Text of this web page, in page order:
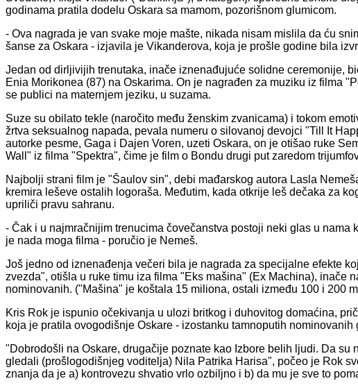
godinama pratila dodelu Oskara sa mamom, pozorišnom glumicom.
- Ova nagrada je van svake moje mašte, nikada nisam mislila da ću
šanse za Oskara - izjavila je Vikanderova, koja je prošle godine bila
Jedan od dirljivijih trenutaka, inače iznenađujuće solidne ceremonije,
Enia Morikonea (87) na Oskarima. On je nagrađen za muziku iz filma
se publici na maternjem jeziku, u suzama.
Suze su obilato tekle (naročito među ženskim zvanicama) i tokom
žrtva seksualnog napada, pevala numeru o silovanoj devojci "Till It
autorke pesme, Gaga i Dajen Voren, uzeti Oskara, on je otišao ruke
Wall" iz filma "Spektra", čime je film o Bondu drugi put zaredom
Najbolji strani film je "Šaulov sin", debi mađarskog autora Lasla
kremira leševe ostalih logoraša. Međutim, kada otkrije leš dečaka za
upriliči pravu sahranu.
- Čak i u najmračnijim trenucima čovečanstva postoji neki glas u nama
je nada moga filma - poručio je Nemeš.
Još jedno od iznenađenja večeri bila je nagrada za specijalne efekte
zvezda", otišla u ruke timu iza filma "Eks mašina" (Ex Machina), inače
nominovanih. ("Mašina" je koštala 15 miliona, ostali između 100 i 200
Kris Rok je ispunio očekivanja u ulozi britkog i duhovitog domaćina,
koja je pratila ovogodišnje Oskare - izostanku tamnoputih nominovanih
"Dobrodošli na Oskare, drugačije poznate kao Izbore belih ljudi. Da su
gledali (prošlogodišnjeg voditelja) Nila Patrika Harisa", počeo je Rok
znanja da je a) kontrovezu shvatio vrlo ozbiljno i b) da mu je sve to